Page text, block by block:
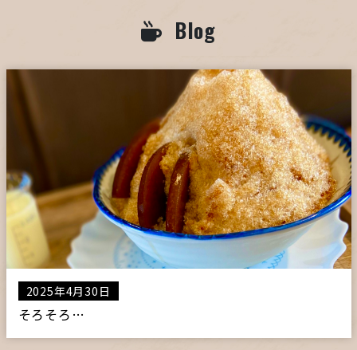
カフェ
お問い合わせ
プライバシーポリシー
サイトマップ
Blog
2025年4月30日
そろそろ…